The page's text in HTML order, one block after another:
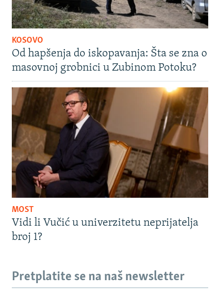
KOSOVO
Od hapšenja do iskopavanja: Šta se zna o
masovnoj grobnici u Zubinom Potoku?
MOST
Vidi li Vučić u univerzitetu neprijatelja
broj 1?
Pretplatite se na naš newsletter